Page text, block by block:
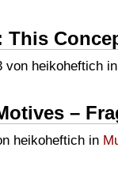
This
von heikoheftich
–
heikoheftich in